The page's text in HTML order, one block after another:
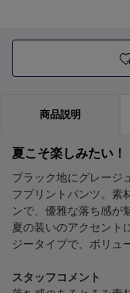
商品説明
夏こそ楽しみたい
ブラック地にグレージ
フプリントパンツ。素
ンで、優雅な落ち感が
夏の装いのアクセント
ジータイプで、ボリュ
スタッフコメント